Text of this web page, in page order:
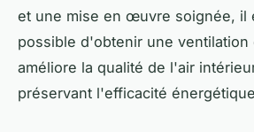
et une mise en œuvre soignée, il
possible d'obtenir une ventilation
améliore la qualité de l'air
préservant l'efficacité